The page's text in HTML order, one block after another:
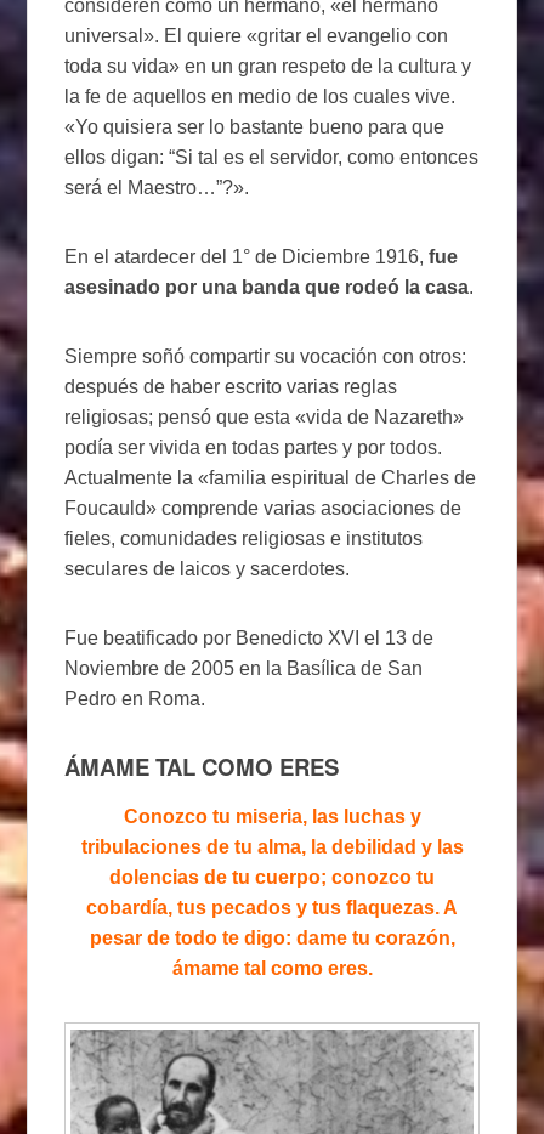
consideren como un hermano, «el hermano
universal». El quiere «gritar el evangelio con
toda su vida» en un gran respeto de la cultura y
la fe de aquellos en medio de los cuales vive.
«Yo quisiera ser lo bastante bueno para que
ellos digan: “Si tal es el servidor, como entonces
será el Maestro…”?».
En el atardecer del 1° de Diciembre 1916,fue
asesinado por una banda que rodeó la casa.
Siempre soñó compartir su vocación con otros:
después de haber escrito varias reglas
religiosas; pensó que esta «vida de Nazareth»
podía ser vivida en todas partes y por todos.
Actualmente la «familia espiritual de Charles de
Foucauld» comprende varias asociaciones de
fieles, comunidades religiosas e institutos
seculares de laicos y sacerdotes.
Fue beatificado por Benedicto XVI el 13 de
Noviembre de 2005 en la Basílica de San
Pedro en Roma.
ÁMAME TAL COMO ERES
Conozco tu miseria, las luchas y
tribulaciones de tu alma, la debilidad y las
dolencias de tu cuerpo; conozco tu
cobardía, tus pecados y tus flaquezas. A
pesar de todo te digo: dame tu corazón,
ámame tal como eres.